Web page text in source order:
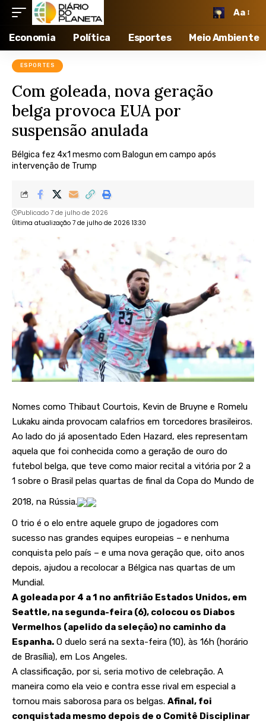
Aa
Economia Política Esportes Meio Ambiente
ESPORTES
Com goleada, nova geração
belga provoca EUA por
suspensão anulada
Bélgica fez 4x1 mesmo com Balogun em campo após
intervenção de Trump
Última atualização 7 de julho de 2026 13:30
Publicado 7 de julho de 2026
Nomes como Thibaut Courtois, Kevin de Bruyne e Romelu
Lukaku ainda provocam calafrios em torcedores brasileiros.
Ao lado do já aposentado Eden Hazard, eles representam
aquela que foi conhecida como a geração de ouro do
futebol belga, que teve como maior recital a vitória por 2 a
1 sobre o Brasil pelas quartas de final da Copa do Mundo de
2018, na Rússia.
O trio é o elo entre aquele grupo de jogadores com
sucesso nas grandes equipes europeias – e nenhuma
conquista pelo país – e uma nova geração que, oito anos
depois, ajudou a recolocar a Bélgica nas quartas de um
Mundial.
A goleada por 4 a 1 no anfitrião Estados Unidos, em
Seattle, na segunda-feira (6), colocou os Diabos
Vermelhos (apelido da seleção) no caminho da
Espanha. O duelo será na sexta-feira (10), às 16h (horário
de Brasília), em Los Angeles.
A classificação, por si, seria motivo de celebração. A
maneira como ela veio e contra esse rival em especial a
tornou mais saborosa para os belgas. Afinal, foi
conquistada mesmo depois de o Comitê Disciplinar